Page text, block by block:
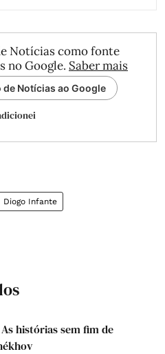
Notícias como fonte
no Google. Saber mais
Notícias ao Google
Diogo Infante
As histórias sem fim de